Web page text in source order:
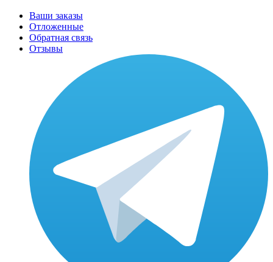
Ваши заказы
Отложенные
Обратная связь
Отзывы